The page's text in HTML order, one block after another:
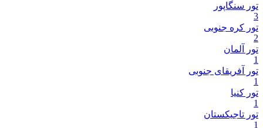
تور سنگاپور
3
تور کره جنوبی
2
تور آلمان
1
تور آفریقای جنوبی
1
تور کنیا
1
تور تاجیکستان
1